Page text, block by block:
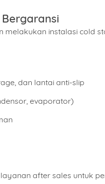
melakukan instalasi cold
dan lantai anti-slip
evaporator)
after sales untuk